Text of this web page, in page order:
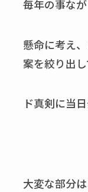
毎年の事なが
懸命に考え
案を絞り出
ド真剣に当
大変な部分は